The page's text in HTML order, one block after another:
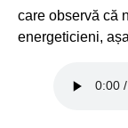
care observă că
energeticieni,